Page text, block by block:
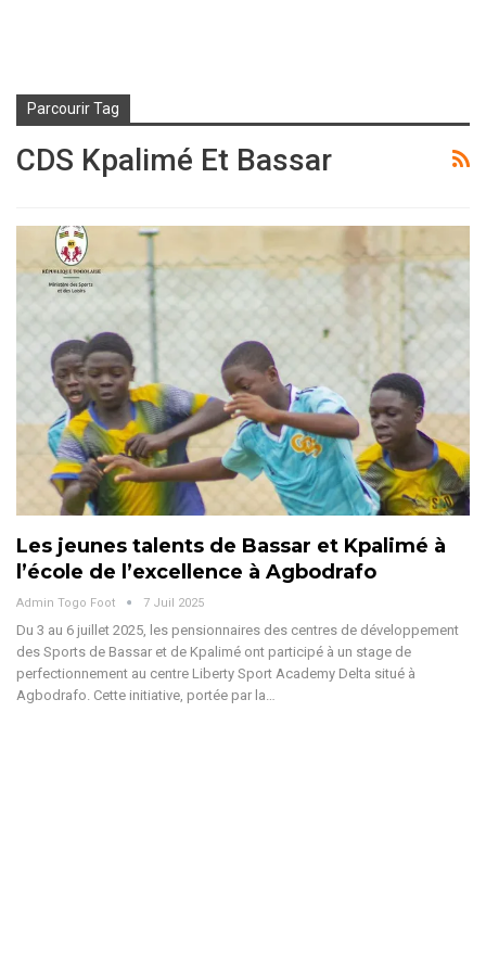
Parcourir Tag
CDS Kpalimé Et Bassar
Les jeunes talents de Bassar et Kpalimé à
l’école de l’excellence à Agbodrafo
Admin Togo Foot 7 Juil 2025
Du 3 au 6 juillet 2025, les pensionnaires des centres de développement
des Sports de Bassar et de Kpalimé ont participé à un stage de
perfectionnement au centre Liberty Sport Academy Delta situé à
Agbodrafo. Cette initiative, portée par la…